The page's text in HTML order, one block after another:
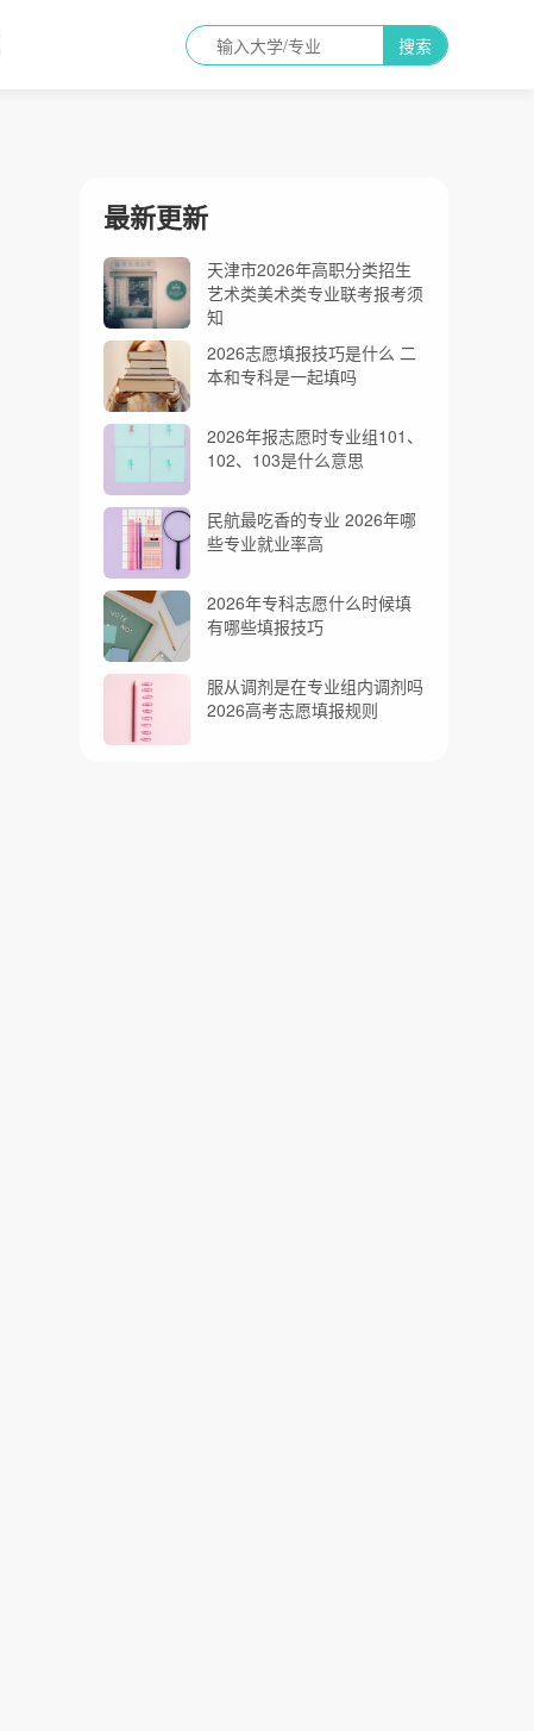
搜索
最新更新
天津市2026年高职分类招生
艺术类美术类专业联考报考须
知
2026志愿填报技巧是什么 二
本和专科是一起填吗
2026年报志愿时专业组101、
102、103是什么意思
民航最吃香的专业 2026年哪
些专业就业率高
2026年专科志愿什么时候填
有哪些填报技巧
服从调剂是在专业组内调剂吗
2026高考志愿填报规则